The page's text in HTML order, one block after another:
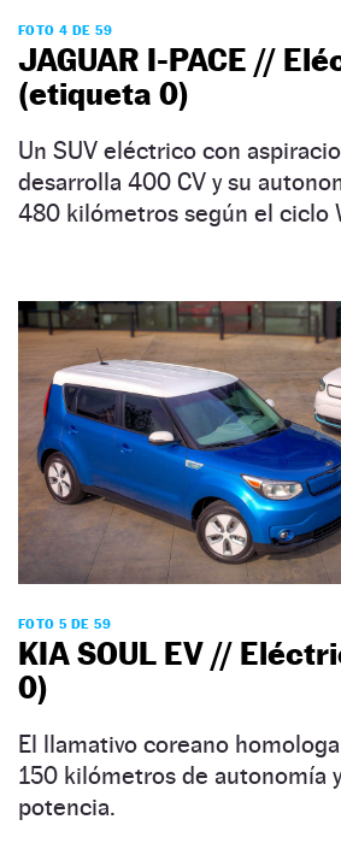
FOTO 4 DE 59
JAGUAR I-PACE //
(etiqueta 0)
Un SUV eléctrico con
desarrolla 400 CV y su
480 kilómetros según el ciclo
FOTO 5 DE 59
KIA SOUL EV //
0)
El llamativo coreano
150 kilómetros de autonomía
potencia.